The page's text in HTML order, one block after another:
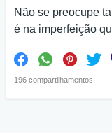
Não se preocupe
é na imperfeição
196 compartilhamentos